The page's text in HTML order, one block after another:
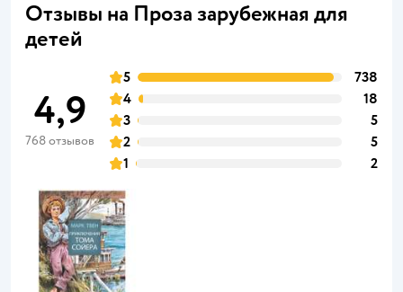
Отзывы на Проза зарубежная для
детей
4,9
768 отзывов
5
738
4
18
3
5
2
5
1
2